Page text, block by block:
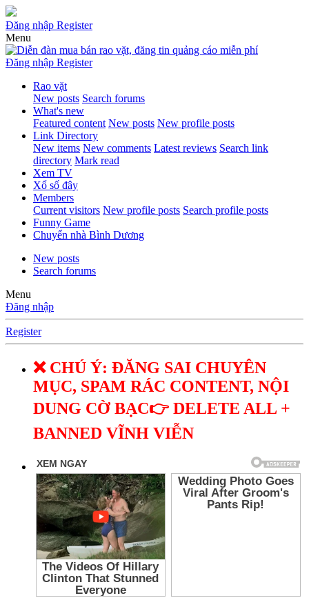
Đăng nhập Register
Menu
Đăng nhập Register
Rao vặt
New posts Search forums
What's new
Featured content New posts New profile posts
Link Directory
New items New comments Latest reviews Search link
directory Mark read
Xem TV
Xổ số đây
Members
Current visitors New profile posts Search profile posts
Funny Game
Chuyển nhà Bình Dương
New posts
Search forums
Menu
Đăng nhập
Register
❌ CHÚ Ý: ĐĂNG SAI CHUYÊN
MỤC, SPAM RÁC CONTENT, NỘI
DUNG CỜ BẠC👉 DELETE ALL +
BANNED VĨNH VIỄN